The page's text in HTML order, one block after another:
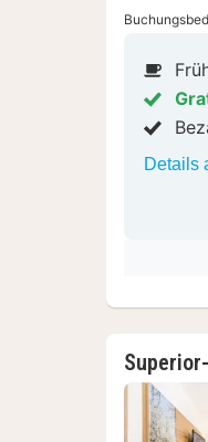
Details